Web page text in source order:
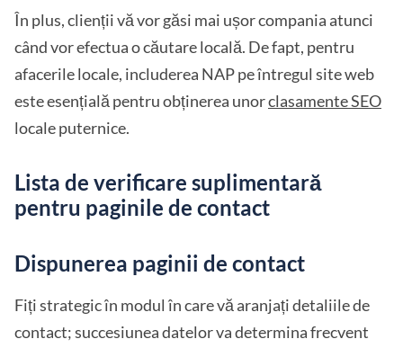
În plus, clienții vă vor găsi mai ușor compania atunci
când vor efectua o căutare locală. De fapt, pentru
afacerile locale, includerea NAP pe întregul site web
este esențială pentru obținerea unorclasamente SEO
locale puternice.
Lista de verificare suplimentară
pentru paginile de contact
Dispunerea paginii de contact
Fiți strategic în modul în care vă aranjați detaliile de
contact; succesiunea datelor va determina frecvent